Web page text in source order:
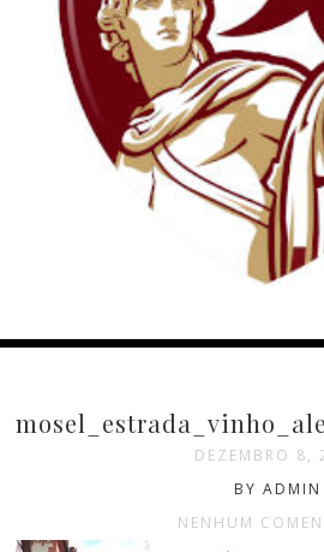
DEZEMBRO 8,
BY ADMIN
NENHUM